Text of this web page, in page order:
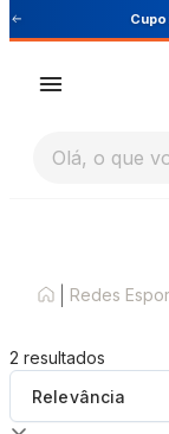
Olá, o que
Redes
2 resultados